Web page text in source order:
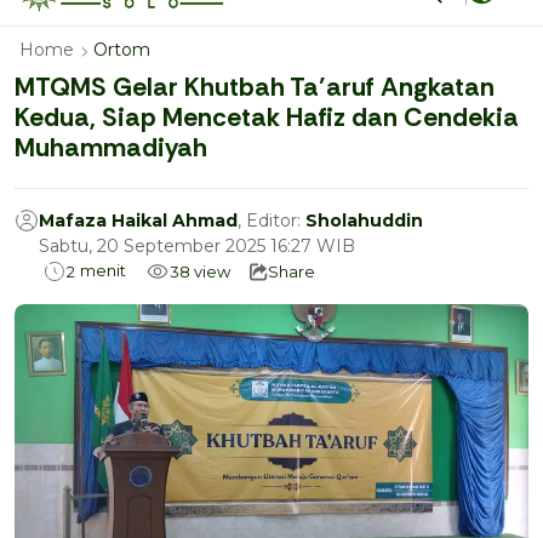
Home Ortom
MTQMS Gelar Khutbah Ta’aruf Angkatan
Kedua, Siap Mencetak Hafiz dan Cendekia
Muhammadiyah
Mafaza Haikal Ahmad, Editor: Sholahuddin
Sabtu, 20 September 2025 16:27 WIB
2 menit 38 view Share